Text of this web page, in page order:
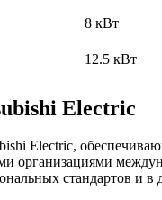
8 кВт
12.5 кВт
Electric
Electric,
организациями
стандартов и